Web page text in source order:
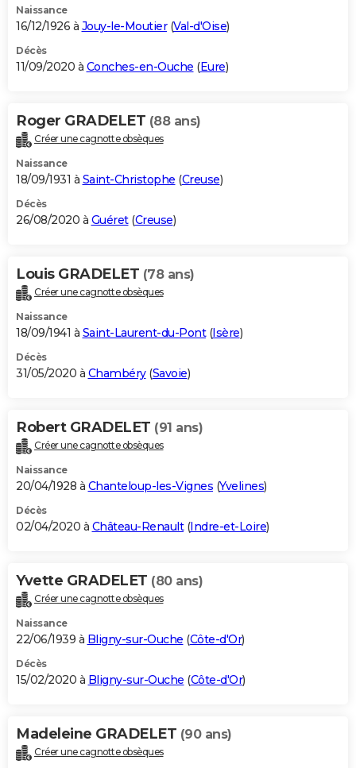
Naissance
16/12/1926 à Jouy-le-Moutier(Val-d'Oise)
Décès
11/09/2020 à Conches-en-Ouche (Eure)
Roger GRADELET (88 ans)
Créer une cagnotte obsèques
Naissance
18/09/1931 à Saint-Christophe (Creuse)
Décès
26/08/2020 à Guéret(Creuse)
Louis GRADELET (78 ans)
Créer une cagnotte obsèques
Naissance
18/09/1941 à Saint-Laurent-du-Pont(Isère)
Décès
31/05/2020 à Chambéry(Savoie)
Robert GRADELET (91 ans)
Créer une cagnotte obsèques
Naissance
20/04/1928 à Chanteloup-les-Vignes (Yvelines)
Décès
02/04/2020 à Château-Renault(Indre-et-Loire)
Yvette GRADELET (80 ans)
Créer une cagnotte obsèques
Naissance
22/06/1939 à Bligny-sur-Ouche (Côte-d'Or)
Décès
15/02/2020 à Bligny-sur-Ouche (Côte-d'Or)
Madeleine GRADELET (90 ans)
Créer une cagnotte obsèques